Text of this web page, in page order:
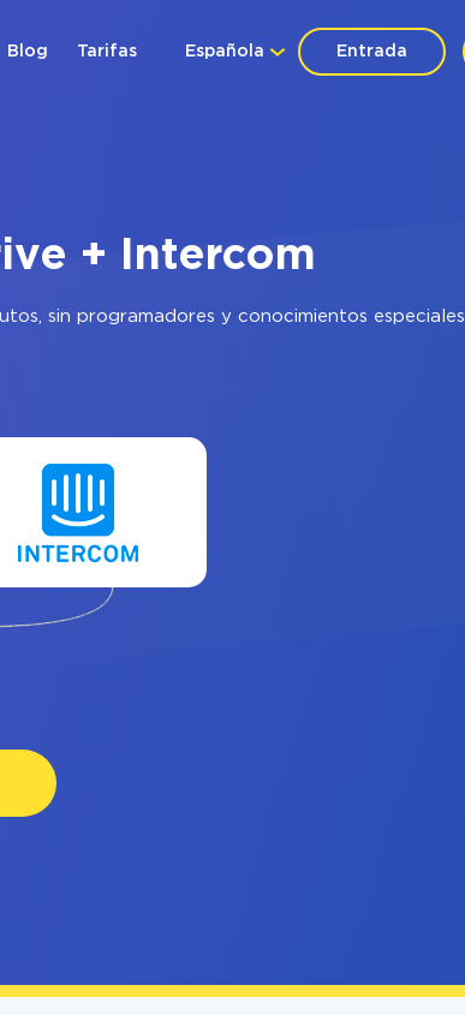
Entrada
Española
Blog Tarifas
+ Intercom
sin programadores y conocimientos especiales.